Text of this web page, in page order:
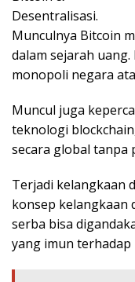
Desentralisasi.
Munculnya Bitcoin
dalam sejarah
monopoli negara
Muncul juga
teknologi
secara global tanpa
Terjadi kelangkaan
konsep kelangkaan
serba bisa
yang imun terhadap